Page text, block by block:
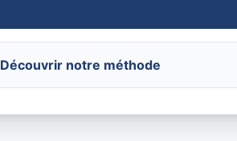
Découvrir notre méthode